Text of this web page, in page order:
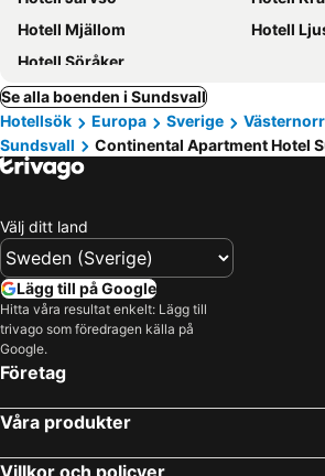
Hotell Mjällom
Hotell
Hotell Söråker
Se alla boenden i Sundsvall
Hotellsök
Europa Sverige
Sundsvall
Continental Apartment Hotel
Välj ditt land
Lägg till på Google
Hitta våra resultat enkelt: Lägg till
trivago som föredragen källa på
Google.
Företag
Våra produkter